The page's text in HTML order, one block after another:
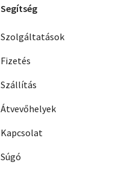
Segítség
Szolgáltatások
Fizetés
Szállítás
Átvevőhelyek
Kapcsolat
Súgó